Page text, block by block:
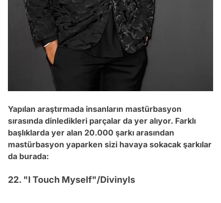
Yapılan araştırmada insanların mastürbasyon
sırasında dinledikleri parçalar da yer alıyor. Farklı
başlıklarda yer alan 20.000 şarkı arasından
mastürbasyon yaparken sizi havaya sokacak şarkılar
da burada:
22. "I Touch Myself"/Divinyls